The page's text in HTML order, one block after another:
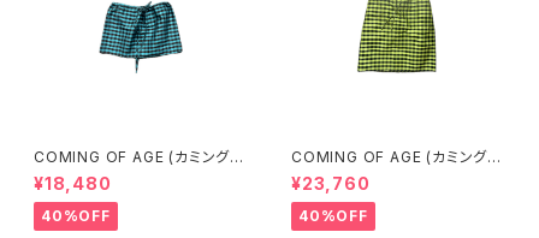
COMING OF AGE (カミングオ
ブエイジ) DRAWSTRING MIN
I SKIRT（GINGHAM TURQU
OISE/BROWN）
¥18,480
40%OFF
COMING OF AGE (カミングオ
ブエイジ) DRAWSTRING MID
I SKIRT（GINGHAM LIME/BL
ACK）
¥23,760
40%OFF